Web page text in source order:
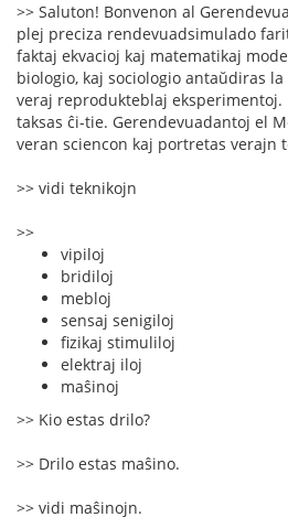
>> Saluton! Bonvenon al
plej preciza rendevuadsimulado
faktaj ekvacioj kaj matematikaj
biologio, kaj sociologio antaŭdiras
veraj reprodukteblaj eksperimentoj.
taksas ĉi-tie. Gerendevuadantoj el
veran sciencon kaj portretas verajn
>> vidi teknikojn
>>
vipiloj
bridiloj
mebloj
sensaj senigiloj
fizikaj stimuliloj
elektraj iloj
maŝinoj
>> Kio estas drilo?
>> Drilo estas maŝino.
>> vidi maŝinojn.